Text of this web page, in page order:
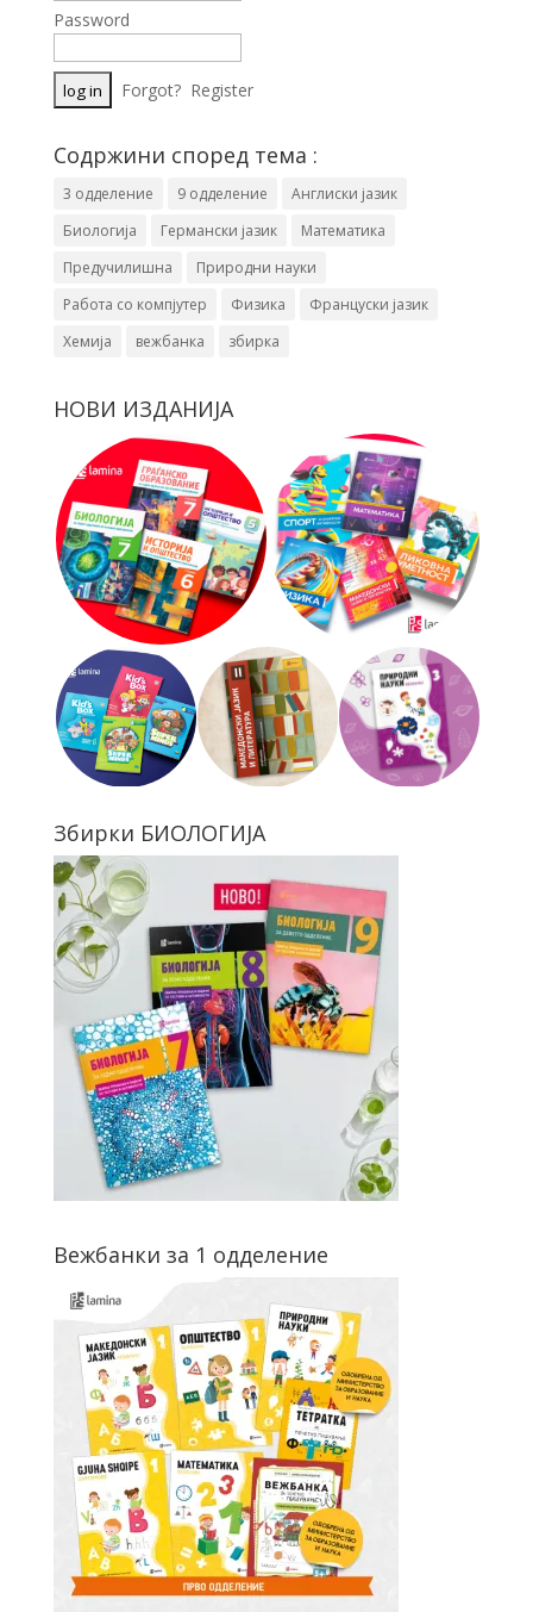
Password
Forgot? Register
Содржини според тема :
3 одделение 9 одделение
Англиски јазик
Биологија
Германски јазик
Математика
Предучилишна
Природни науки
Работа со компјутер
Физика
Француски јазик
Хемија
вежбанка збирка
НОВИ ИЗДАНИЈА
Збирки БИОЛОГИЈА
Вежбанки за 1 одделение